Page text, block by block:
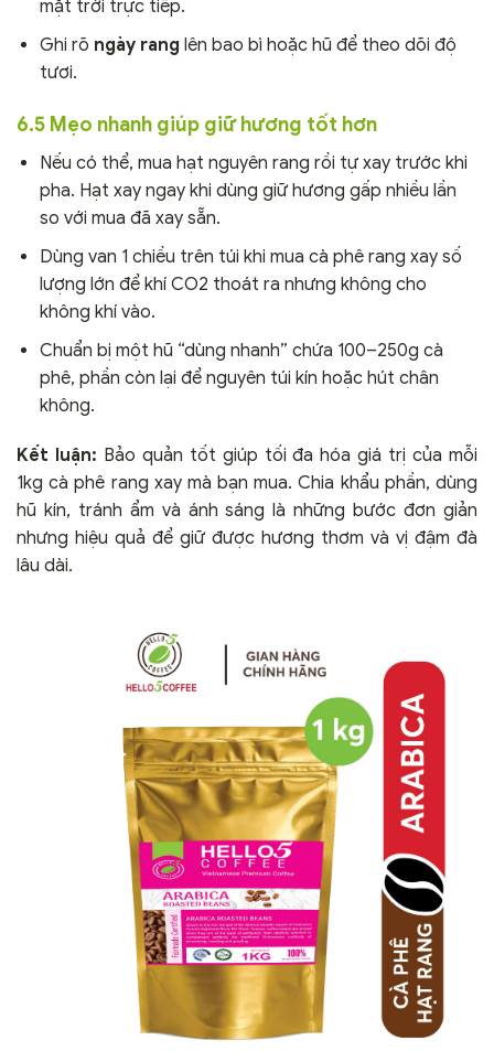
mặt trời trực tiếp.
Ghi rõ ngày rang lên bao bì hoặc hũ để theo dõi độ
tươi.
6.5 Mẹo nhanh giúp giữ hương tốt hơn
Nếu có thể, mua hạt nguyên rang rồi tự xay trước khi
pha. Hạt xay ngay khi dùng giữ hương gấp nhiều lần
so với mua đã xay sẵn.
Dùng van 1 chiều trên túi khi mua cà phê rang xay số
lượng lớn để khí CO2 thoát ra nhưng không cho
không khí vào.
Chuẩn bị một hũ “dùng nhanh” chứa 100–250g cà
phê, phần còn lại để nguyên túi kín hoặc hút chân
không.
Kết luận: Bảo quản tốt giúp tối đa hóa giá trị của mỗi
1kg cà phê rang xay mà bạn mua. Chia khẩu phần, dùng
hũ kín, tránh ẩm và ánh sáng là những bước đơn giản
nhưng hiệu quả để giữ được hương thơm và vị đậm đà
lâu dài.